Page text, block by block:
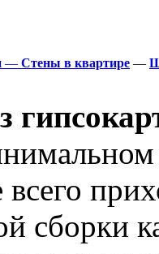
— Стены в квартире —
сборки